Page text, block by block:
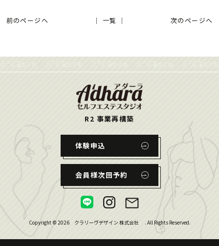
前のページへ 次のページへ
│ 一覧 │
R2 事業再構築
体験申込
会員様次回予約
Copyright © 2026 クラリーヴデザイン 株式会社 . All Rights Reserved.